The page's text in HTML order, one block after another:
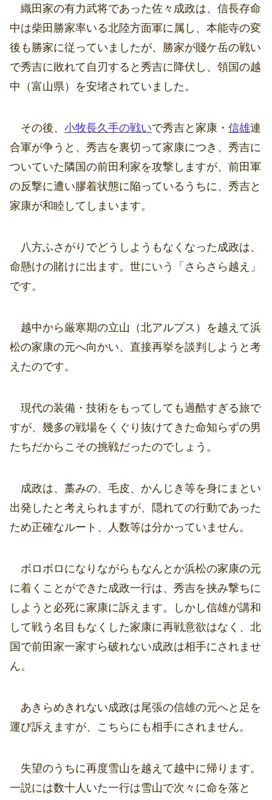
織田家の有力武将であった佐々成政は、信長存命
中は柴田勝家率いる北陸方面軍に属し、本能寺の変
後も勝家に従っていましたが、勝家が賤ケ岳の戦い
で秀吉に敗れて自刃すると秀吉に降伏し、領国の越
中（富山県）を安堵されていました。
その後、 小牧長久手の戦いで秀吉と家康・ 信雄連
合軍が争うと、秀吉を裏切って家康につき、秀吉に
ついていた隣国の前田利家を攻撃しますが、前田軍
の反撃に遭い膠着状態に陥っているうちに、秀吉と
家康が和睦してしまいます。
八方ふさがりでどうしようもなくなった成政は、
命懸けの賭けに出ます。世にいう「さらさら越え」
です。
越中から厳寒期の立山（北アルプス）を越えて浜
松の家康の元へ向かい、直接再挙を談判しようと考
えたのです。
現代の装備・技術をもってしても過酷すぎる旅で
すが、幾多の戦場をくぐり抜けてきた命知らずの男
たちだからこその挑戦だったのでしょう。
成政は、藁みの、毛皮、かんじき等を身にまとい
出発したと考えられますが、隠れての行動であった
ため正確なルート、人数等は分かっていません。
ボロボロになりながらもなんとか浜松の家康の元
に着くことができた成政一行は、秀吉を挟み撃ちに
しようと必死に家康に訴えます。しかし信雄が講和
して戦う名目もなくした家康に再戦意欲はなく、北
国で前田家一家すら破れない成政は相手にされませ
ん。
あきらめきれない成政は尾張の信雄の元へと足を
運び訴えますが、こちらにも相手にされません。
失望のうちに再度雪山を越えて越中に帰ります。
一説には数十人いた一行は雪山で次々に命を落と